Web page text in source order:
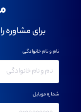
برای مشاوره
نام و نام خانوادگی
شماره موبایل